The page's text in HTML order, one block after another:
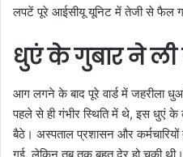
लपटें पूरे आईसीयू यूनिट में तेजी से फैल
धुएं के गुबार ने ली
आग लगने के बाद पूरे वार्ड में जहरीला
पहले से ही गंभीर स्थिति में थे, इस धुएं
बैठे। अस्पताल प्रशासन और कर्मचारियों
गई, लेकिन तब तक बहुत देर हो चुकी थी।